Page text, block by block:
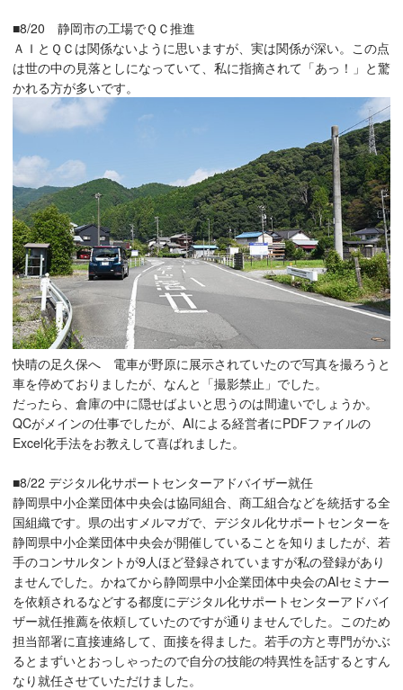
■8/20 静岡市の工場でＱＣ推進
ＡＩとＱＣは関係ないように思いますが、実は関係が深い。この点
は世の中の見落としになっていて、私に指摘されて「あっ！」と驚
かれる方が多いです。
快晴の足久保へ 電車が野原に展示されていたので写真を撮ろうと
車を停めておりましたが、なんと「撮影禁止」でした。
だったら、倉庫の中に隠せばよいと思うのは間違いでしょうか。
QCがメインの仕事でしたが、AIによる経営者にPDFファイルの
Excel化手法をお教えして喜ばれました。
■8/22 デジタル化サポートセンターアドバイザー就任
静岡県中小企業団体中央会は協同組合、商工組合などを統括する全
国組織です。県の出すメルマガで、デジタル化サポートセンターを
静岡県中小企業団体中央会が開催していることを知りましたが、若
手のコンサルタントが9人ほど登録されていますが私の登録があり
ませんでした。かねてから静岡県中小企業団体中央会のAIセミナー
を依頼されるなどする都度にデジタル化サポートセンターアドバイ
ザー就任推薦を依頼していたのですが通りませんでした。このため
担当部署に直接連絡して、面接を得ました。若手の方と専門がかぶ
るとまずいとおっしゃったので自分の技能の特異性を話するとすん
なり就任させていただけました。